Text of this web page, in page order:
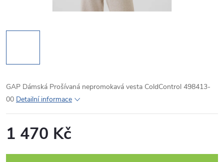
GAP Dámská Prošívaná nepromokavá vesta ColdControl 498413-
00 Detailní informace
1 470 Kč